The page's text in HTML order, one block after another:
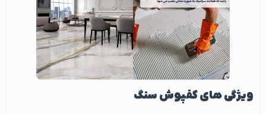
ویژگی های کفپوش سنگ